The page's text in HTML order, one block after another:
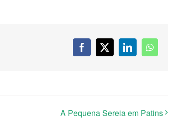
Facebook
X LinkedInWhatsApp
A Pequena Sereia em Patins